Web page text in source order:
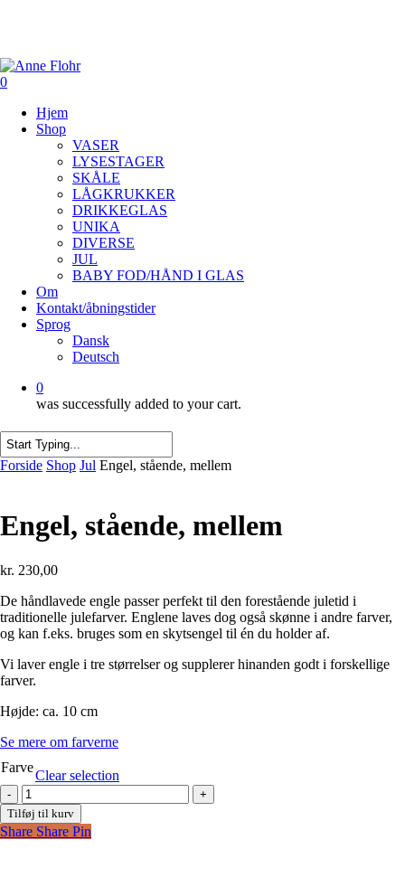
content
0
Hjem
Shop
VASER
LYSESTAGER
SKÅLE
LÅGKRUKKER
DRIKKEGLAS
UNIKA
DIVERSE
JUL
BABY FOD/HÅND I GLAS
Om
Kontakt/åbningstider
Sprog
Dansk
Deutsch
0
was successfully added to your cart.
Close
Forside Shop Jul Engel, stående, mellem
Engel, stående, mellem
kr. 230,00
De håndlavede engle passer perfekt til den forestående juletid i
traditionelle julefarver. Englene laves dog også skønne i andre farver,
og kan f.eks. bruges som en skytsengel til én du holder af.
Vi laver engle i tre størrelser og supplerer hinanden godt i forskellige
farver.
Højde: ca. 10 cm
Se mere om farverne
Farve
Clear selection
Engel,
stående,
mellem
antal
Tilføj til kurv
Share Share Pin